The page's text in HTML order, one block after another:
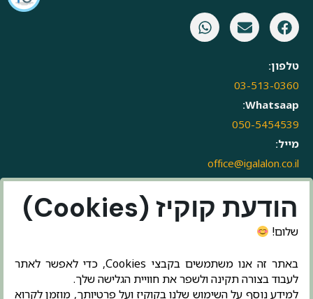
טלפון:
03-513-0360
Whatsaap:
050-5454539
מייל:
office@igalalon.co.il
הודעת קוקיז (Cookies)
שלום!
באתר זה אנו משתמשים בקבצי Cookies, כדי לאפשר לאתר
לעבוד בצורה תקינה ולשפר את חוויית הגלישה שלך.
למידע נוסף על השימוש שלנו בקוקיז ועל פרטיותך, מוזמן לקרוא